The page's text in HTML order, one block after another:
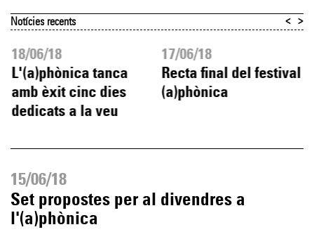
Notícies recents
18/06/18
L'(a)phònica tanca
amb èxit cinc dies
dedicats a la veu
17/06/18
Recta final del festival
(a)phònica
< >
15/06/18
Set propostes per al divendres a
l'(a)phònica